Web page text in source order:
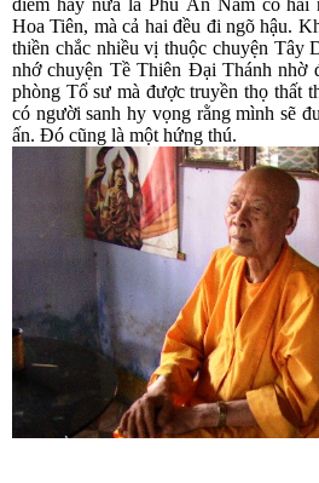
điểm hay nữa là Phú Ân Nam có hai
Hoa Tiên, mà cả hai đều đi ngõ hậu.
thiền chắc nhiều vị thuộc chuyện Tây
nhớ chuyện Tề Thiên Đại Thánh nhờ
phòng Tổ sư mà được truyền thọ thất
có người sanh hy vọng rằng mình sẽ
ấn. Đó cũng là một hứng thú.